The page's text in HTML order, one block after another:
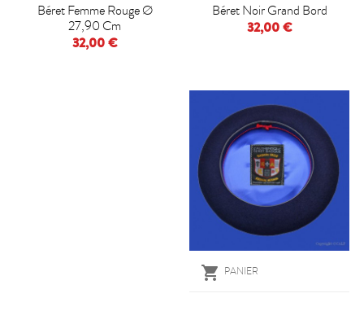
Béret Femme Rouge Ø
27,90 Cm
32,00 €
Béret Noir Grand Bord
32,00 €
 PANIER